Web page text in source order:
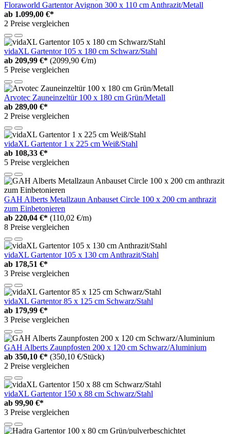
Floraworld Gartentor Avignon 300 x 110 cm Anthrazit/Metall
ab 1.099,00 €*
2 Preise vergleichen
vidaXL Gartentor 105 x 180 cm Schwarz/Stahl
ab 209,99 €* (2099,90 €/m)
5 Preise vergleichen
Arvotec Zauneinzeltür 100 x 180 cm Grün/Metall
ab 289,00 €*
2 Preise vergleichen
vidaXL Gartentor 1 x 225 cm Weiß/Stahl
ab 108,33 €*
5 Preise vergleichen
GAH Alberts Metallzaun Anbauset Circle 100 x 200 cm anthrazit
zum Einbetonieren
ab 220,04 €* (110,02 €/m)
8 Preise vergleichen
vidaXL Gartentor 105 x 130 cm Anthrazit/Stahl
ab 178,51 €*
3 Preise vergleichen
vidaXL Gartentor 85 x 125 cm Schwarz/Stahl
ab 179,99 €*
3 Preise vergleichen
GAH Alberts Zaunpfosten 200 x 120 cm Schwarz/Aluminium
ab 350,10 €* (350,10 €/Stück)
2 Preise vergleichen
vidaXL Gartentor 150 x 88 cm Schwarz/Stahl
ab 99,90 €*
3 Preise vergleichen